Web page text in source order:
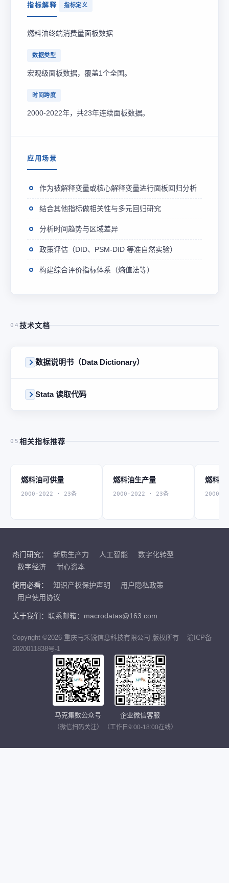
指标解释 指标定义
燃料油终端消费量面板数据
数据类型
宏观级面板数据，覆盖1个全国。
时间跨度
2000-2022年，共23年连续面板数据。
应用场景
作为被解释变量或核心解释变量进行面板回归分析
结合其他指标做相关性与多元回归研究
分析时间趋势与区域差异
政策评估（DID、PSM-DID 等准自然实验）
构建综合评价指标体系（熵值法等）
04 技术文档
数据说明书（Data Dictionary）
Stata 读取代码
05 相关指标推荐
燃料油可供量
2000-2022 · 23条
燃料油生产量
2000-2022 · 23条
燃料油
2000-
热门研究： 新质生产力 人工智能
数字化转型
数字经济
耐心资本
使用必看： 知识产权保护声明
用户隐私政策
用户使用协议
关于我们： 联系邮箱：macrodatas@163.com
Copyright ©2026 重庆马禾锐信息科技有限公司 版权所有
渝ICP备
2020011838号-1
马克集数公众号
（微信扫码关注）
企业微信客服
（工作日9:00-18:00在线）